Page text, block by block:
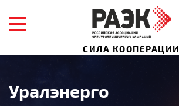
СИЛА КООПЕРАЦИИ
Уралэнерго